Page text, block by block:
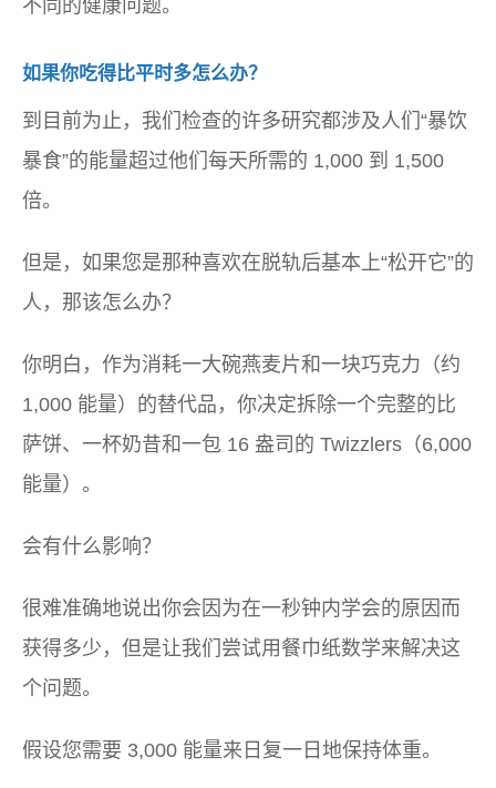
不同的健康问题。
如果你吃得比平时多怎么办？
到目前为止，我们检查的许多研究都涉及人们“暴饮
暴食”的能量超过他们每天所需的 1,000 到 1,500
倍。
但是，如果您是那种喜欢在脱轨后基本上“松开它”的
人，那该怎么办？
你明白，作为消耗一大碗燕麦片和一块巧克力（约
1,000 能量）的替代品，你决定拆除一个完整的比
萨饼、一杯奶昔和一包 16 盎司的 Twizzlers（6,000
能量）。
会有什么影响？
很难准确地说出你会因为在一秒钟内学会的原因而
获得多少，但是让我们尝试用餐巾纸数学来解决这
个问题。
假设您需要 3,000 能量来日复一日地保持体重。